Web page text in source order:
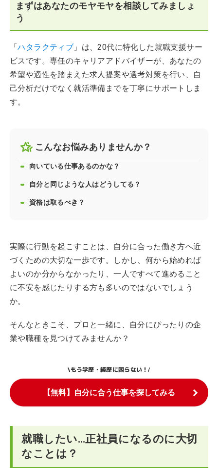
まずはあなたのモヤモヤを相談してみましょ
う
「ハタラクティブ 」は、20代に特化した就職支援サー
ビスです。専任のキャリアアドバイザーが、あなたの
希望や適性を踏まえた求人提案や選考対策を行い、自
己分析だけでなく就活準備までを丁寧にサポートしま
す。
こんなお悩みありませんか？
向いている仕事あるのかな？
自分と同じような人はどうしてる？
資格は取るべき？
実際に行動を起こすことは、自分に合った働き方へ近
づくための大切な一歩です。しかし、何から始めれば
よいのか分からなかったり、一人ですべて進めること
に不安を感じたりする方も多いのではないでしょう
か。
そんなときこそ、プロと一緒に、自分にぴったりの企
業や職種を見つけてみませんか？
\もう学歴・経歴に困らない！/
【無料】自分に合う仕事を探してみる
就職したい…正社員になるのに大切
なことは？